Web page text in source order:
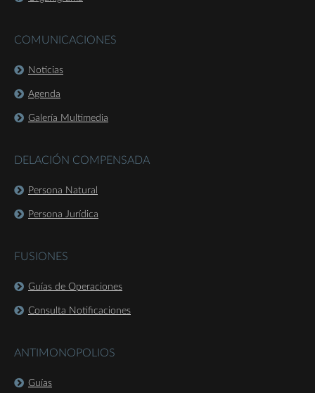
COMUNICACIONES
Noticias
Agenda
Galería Multimedia
DELACIÓN COMPENSADA
Persona Natural
Persona Jurídica
FUSIONES
Guías de Operaciones
Consulta Notificaciones
ANTIMONOPOLIOS
Guías